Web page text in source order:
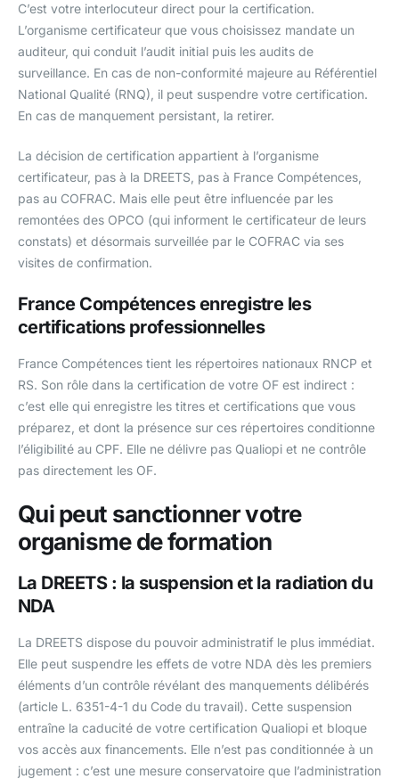
C’est votre interlocuteur direct pour la certification.
L’organisme certificateur que vous choisissez mandate un
auditeur, qui conduit l’audit initial puis les audits de
surveillance. En cas de non-conformité majeure au Référentiel
National Qualité (RNQ), il peut suspendre votre certification.
En cas de manquement persistant, la retirer.
La décision de certification appartient à l’organisme
certificateur, pas à la DREETS, pas à France Compétences,
pas au COFRAC. Mais elle peut être influencée par les
remontées des OPCO (qui informent le certificateur de leurs
constats) et désormais surveillée par le COFRAC via ses
visites de confirmation.
France Compétences enregistre les
certifications professionnelles
France Compétences tient les répertoires nationaux RNCP et
RS. Son rôle dans la certification de votre OF est indirect :
c’est elle qui enregistre les titres et certifications que vous
préparez, et dont la présence sur ces répertoires conditionne
l’éligibilité au CPF. Elle ne délivre pas Qualiopi et ne contrôle
pas directement les OF.
Qui peut sanctionner votre
organisme de formation
La DREETS : la suspension et la radiation du
NDA
La DREETS dispose du pouvoir administratif le plus immédiat.
Elle peut suspendre les effets de votre NDA dès les premiers
éléments d’un contrôle révélant des manquements délibérés
(article L. 6351-4-1 du Code du travail). Cette suspension
entraîne la caducité de votre certification Qualiopi et bloque
vos accès aux financements. Elle n’est pas conditionnée à un
jugement : c’est une mesure conservatoire que l’administration